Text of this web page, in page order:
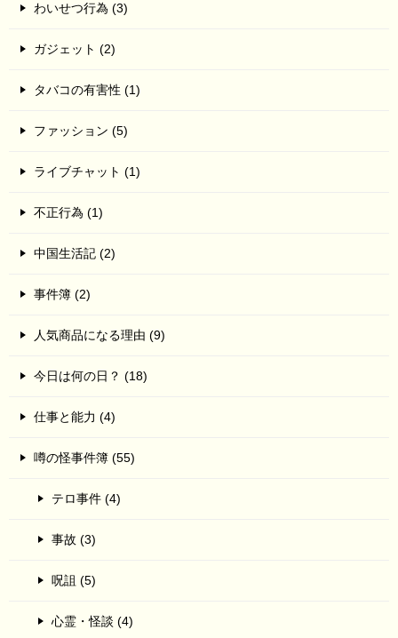
わいせつ行為 (3)
ガジェット (2)
タバコの有害性 (1)
ファッション (5)
ライブチャット (1)
不正行為 (1)
中国生活記 (2)
事件簿 (2)
人気商品になる理由 (9)
今日は何の日？ (18)
仕事と能力 (4)
噂の怪事件簿 (55)
テロ事件 (4)
事故 (3)
呪詛 (5)
心霊・怪談 (4)